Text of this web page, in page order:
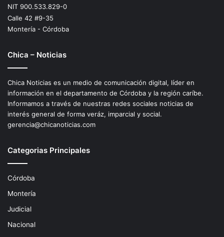
NIT 900.533.829-0
Calle 42 #9-35
Montería - Córdoba
Chica – Noticias
Chica Noticias es un medio de comunicación digital, líder en
información en el departamento de Córdoba y la región caríbe.
Informamos a través de nuestras redes sociales noticias de
interés general de forma veráz, imparcial y social.
gerencia@chicanoticias.com
Categorias Principales
Córdoba
Montería
Judicial
Nacional